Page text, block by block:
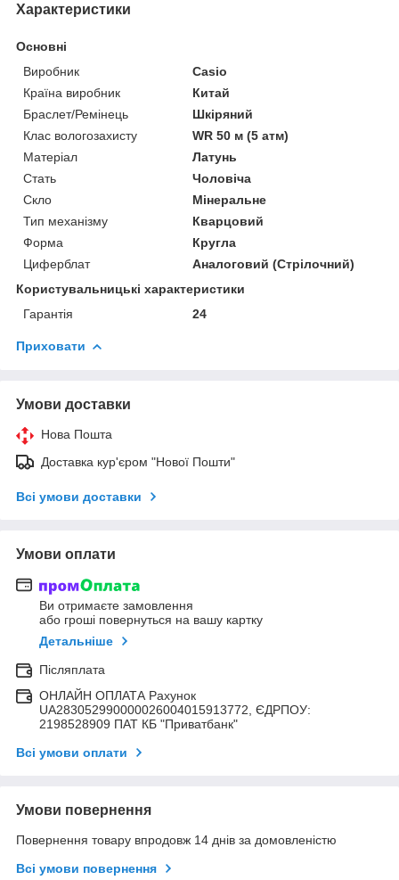
Характеристики
Основні
Виробник
Casio
Країна виробник
Китай
Браслет/Ремінець
Шкіряний
Клас вологозахисту
WR 50 м (5 атм)
Матеріал
Латунь
Стать
Чоловіча
Скло
Мінеральне
Тип механізму
Кварцовий
Форма
Кругла
Циферблат
Аналоговий (Стрілочний)
Користувальницькі характеристики
Гарантія
24
Приховати
Умови доставки
Нова Пошта
Доставка кур'єром "Нової Пошти"
Всі умови доставки
Умови оплати
Ви отримаєте замовлення
або гроші повернуться на вашу картку
Детальніше
Післяплата
ОНЛАЙН ОПЛАТА Рахунок
UA283052990000026004015913772, ЄДРПОУ:
2198528909 ПАТ КБ "Приватбанк"
Всі умови оплати
Умови повернення
Повернення товару впродовж 14 днів за домовленістю
Всі умови повернення